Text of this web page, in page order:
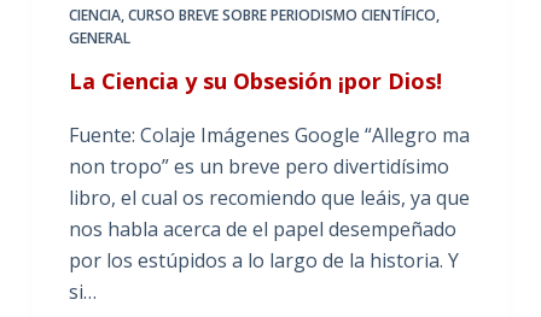
CIENCIA,CURSO BREVE SOBRE PERIODISMO CIENTÍFICO,
GENERAL
La Ciencia y su Obsesión ¡por Dios!
Fuente: Colaje Imágenes Google “Allegro ma
non tropo” es un breve pero divertidísimo
libro, el cual os recomiendo que leáis, ya que
nos habla acerca de el papel desempeñado
por los estúpidos a lo largo de la historia. Y
si…